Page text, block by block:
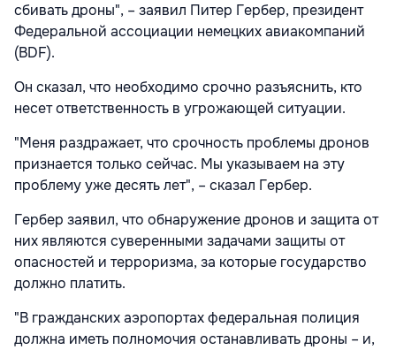
сбивать дроны", – заявил Питер Гербер, президент
Федеральной ассоциации немецких авиакомпаний
(BDF).
Он сказал, что необходимо срочно разъяснить, кто
несет ответственность в угрожающей ситуации.
"Меня раздражает, что срочность проблемы дронов
признается только сейчас. Мы указываем на эту
проблему уже десять лет", – сказал Гербер.
Гербер заявил, что обнаружение дронов и защита от
них являются суверенными задачами защиты от
опасностей и терроризма, за которые государство
должно платить.
"В гражданских аэропортах федеральная полиция
должна иметь полномочия останавливать дроны – и,